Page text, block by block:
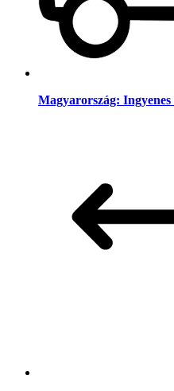
Magyarország: